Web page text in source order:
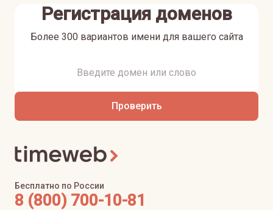
Регистрация доменов
Более 300 вариантов имени для вашего сайта
Проверить
Бесплатно по России
8 (800) 700-10-81